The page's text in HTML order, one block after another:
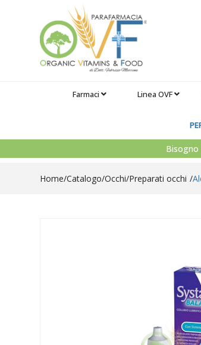
Farmaci Linea OVF
Home Catalogo/Occhi/Preparati occhi